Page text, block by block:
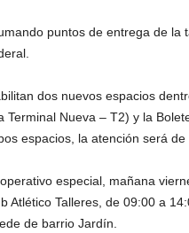
puntos de entrega de la
dos nuevos espacios
Terminal Nueva – T2) y la
espacios, la atención será
especial, mañana
Atlético Talleres, de 09:00 a
de barrio Jardín.